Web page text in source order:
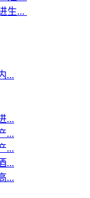
生...
...
...
...
...
...
...